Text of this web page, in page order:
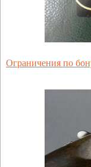
Ограничения по